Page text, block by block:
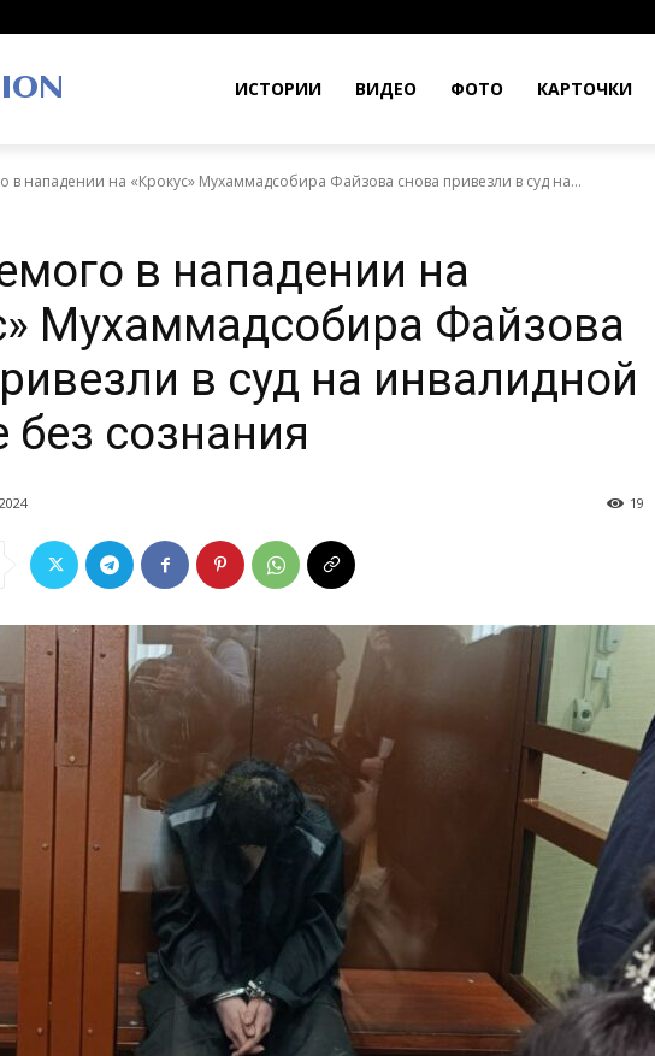
ИСТОРИИ ВИДЕО ФОТО КАРТОЧКИ
в нападении на «Крокус» Мухаммадсобира Файзова снова привезли в суд на...
в нападении на
Мухаммадсобира Файзова
в суд на инвалидной
без сознания
19